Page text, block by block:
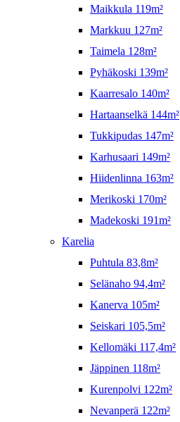
Maikkula 119m²
Markkuu 127m²
Taimela 128m²
Pyhäkoski 139m²
Kaarresalo 140m²
Hartaanselkä 144m²
Tukkipudas 147m²
Karhusaari 149m²
Hiidenlinna 163m²
Merikoski 170m²
Madekoski 191m²
Karelia
Puhtula 83,8m²
Selänaho 94,4m²
Kanerva 105m²
Seiskari 105,5m²
Kellomäki 117,4m²
Jäppinen 118m²
Kurenpolvi 122m²
Nevanperä 122m²